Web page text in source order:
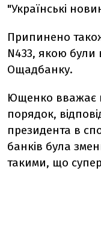
"Українські
Припинено
N433, якою були
Ощадбанку.
Ющенко вважає
порядок,
президента в
банків була
такими, що